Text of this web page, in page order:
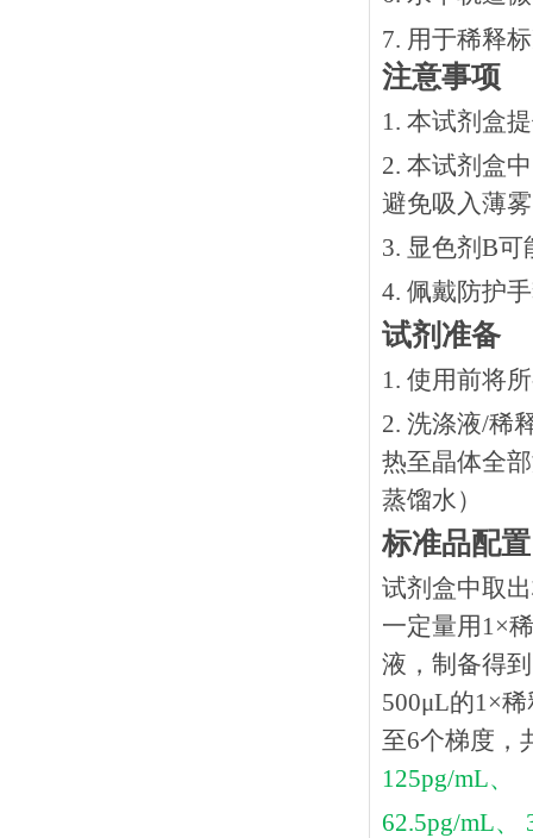
7. 用于稀释
注意事项
1. 本试剂盒
2. 本试剂盒
避免吸入薄
3. 显色剂B
4. 佩戴防护
试剂准备
1. 使用前将
2. 洗涤液/稀
热⾄晶体全
蒸馏水）
标准品配置
试剂盒中取
一定量用1×
液，制备得
500μL的1×
至6个梯度，
125pg/mL、
62.5pg/mL、